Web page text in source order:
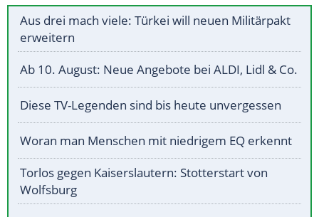
Aus drei mach viele: Türkei will neuen Militärpakt
erweitern
Ab 10. August: Neue Angebote bei ALDI, Lidl & Co.
Diese TV-Legenden sind bis heute unvergessen
Woran man Menschen mit niedrigem EQ erkennt
Torlos gegen Kaiserslautern: Stotterstart von
Wolfsburg